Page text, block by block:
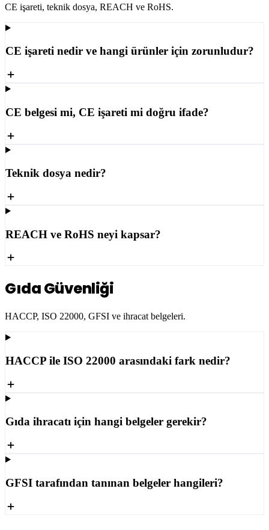
CE işareti, teknik dosya, REACH ve RoHS.
CE işareti nedir ve hangi ürünler için zorunludur?
CE belgesi mi, CE işareti mi doğru ifade?
Teknik dosya nedir?
REACH ve RoHS neyi kapsar?
Gıda Güvenliği
HACCP, ISO 22000, GFSI ve ihracat belgeleri.
HACCP ile ISO 22000 arasındaki fark nedir?
Gıda ihracatı için hangi belgeler gerekir?
GFSI tarafından tanınan belgeler hangileri?